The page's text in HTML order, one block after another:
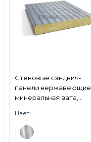
Стеновые сэндвич-
панели нержавеющие
минеральная вата,
150 мм, 0.5/0.5, AISI 430
Цвет